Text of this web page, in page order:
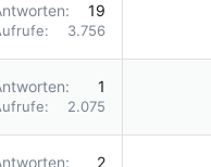
19
3.756
1
2.075
2